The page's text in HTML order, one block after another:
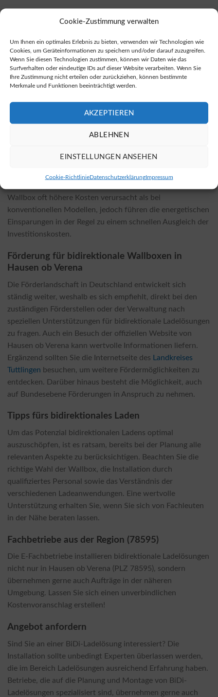
Cookie-Zustimmung verwalten
Um Ihnen ein optimales Erlebnis zu bieten, verwenden wir Technologien wie
Cookies, um Geräteinformationen zu speichern und/oder darauf zuzugreifen.
Wenn Sie diesen Technologien zustimmen, können wir Daten wie das
Surfverhalten oder eindeutige IDs auf dieser Website verarbeiten. Wenn Sie
Ihre Zustimmung nicht erteilen oder zurückziehen, können bestimmte
Merkmale und Funktionen beeinträchtigt werden.
AKZEPTIEREN
ABLEHNEN
EINSTELLUNGEN ANSEHEN
Cookie-RichtlinieDatenschutzerklärungImpressum
Ort als auch in vielen Online-Shops erhältlich, wobei
Online-Anbieter oft günstigere Preise bieten. Eine gute
Anlaufstelle für den Kauf von bidirektionalen Wallboxen
finden Sie aufdieser Verkaufsplattform
Wieviel kostet die Installation? Wovon hängen
Die Installationskosten für bidirektionale Wallboxen
variieren je nach gewähltem Modell und den örtlichen
Gegebenheiten, z.B. der vorhandenen Stromanschlüsse
sind der Installationsaufwand und spezifische
Anforderungen des jeweiligen Standorts. Es ist zu
Wallbox oft höhere Kosten verursacht als bei
konventionellen Modellen, jedoch führen die energetischen
Einsparungen in der Regel zu einem schnellen Ausgleich der
Investitionskosten.
Förderung für bidirektionale Wallboxen in
Hausen ob Verena
Die Förderlandschaft in Deutschland entwickelt sich
ständig weiter, weshalb es sich empfiehlt, direkt bei den
zuständigen Förderstellen oder der Verwaltung nach
speziellen Unterstützungen für bidirektionale Ladelösungen
zu fragen. Auch ein Besuch der offiziellen Website von
Hausen ob Verena kann wertvolle Informationen liefern.
Ergänzend sollten Sie die Internetseite des Landkreises
Tuttlingen besuchen, um weitere Fördermöglichkeiten zu
entdecken. Darüber hinaus besteht die Möglichkeit, auch
auf Bundesebene Förderungen in Anspruch zu nehmen.
Tipps fürs bidirektionales Laden
Um das Potenzial bidirektionalen Ladens optimal
auszuschöpfen, ist es ratsam, bereits bei der Planung alle
relevanten Aspekte zu berücksichtigen. Beachten Sie die
richtige Wahl der Wallbox, die Installation durch
qualifiziertes Personal sowie das Verständnis der
verschiedenen Ladeanwendungen. Eine wertvolle
Unterstützung erhalten Sie, wenn Sie sich von Fachleuten
in der Nähe beraten lassen.
Fachbetriebe aus der Region (78595)
Die E-Fachbetriebe installieren bidirektionale Ladelösungen
nicht nur in Hausen ob Verena (PLZ 78595), sondern
übernehmen gerne auch Aufträge in der näheren
Umgebung. Lassen Sie sich einen unverbindlichen
Kostenvoranschlag erstellen!
Angebot anfordern
Sind Sie an einer BiDi-Ladelösung interessiert? Die
Installation sollte unbedingt Experten überlassen werden,
die im Bereich Ladelösungen ausreichend Erfahrung haben.
Betriebe, die auf die Planung und Montage von BiDi-
Ladelösungen spezialisiert sind, übernehmen gerne auch